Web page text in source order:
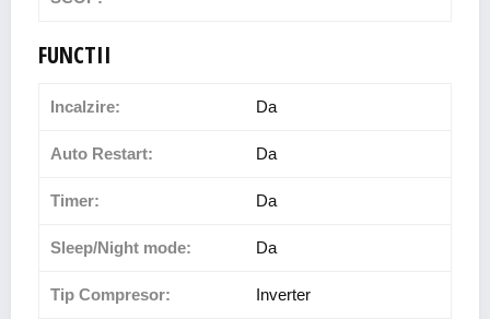
FUNCTII
Incalzire: Da
Auto Restart: Da
Timer: Da
Sleep/Night mode: Da
Tip Compresor: Inverter